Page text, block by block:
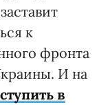
к
фронта
И на
в